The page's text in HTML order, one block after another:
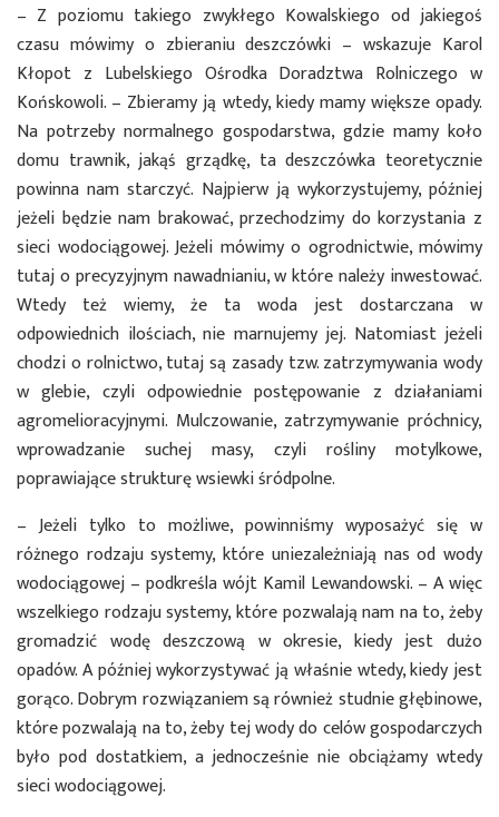
– Z poziomu takiego zwykłego Kowalskiego od jakiegoś
czasu mówimy o zbieraniu deszczówki – wskazuje Karol
Kłopot z Lubelskiego Ośrodka Doradztwa Rolniczego w
Końskowoli. – Zbieramy ją wtedy, kiedy mamy większe opady.
Na potrzeby normalnego gospodarstwa, gdzie mamy koło
domu trawnik, jakąś grządkę, ta deszczówka teoretycznie
powinna nam starczyć. Najpierw ją wykorzystujemy, później
jeżeli będzie nam brakować, przechodzimy do korzystania z
sieci wodociągowej. Jeżeli mówimy o ogrodnictwie, mówimy
tutaj o precyzyjnym nawadnianiu, w które należy inwestować.
Wtedy też wiemy, że ta woda jest dostarczana w
odpowiednich ilościach, nie marnujemy jej. Natomiast jeżeli
chodzi o rolnictwo, tutaj są zasady tzw. zatrzymywania wody
w glebie, czyli odpowiednie postępowanie z działaniami
agromelioracyjnymi. Mulczowanie, zatrzymywanie próchnicy,
wprowadzanie suchej masy, czyli rośliny motylkowe,
poprawiające strukturę wsiewki śródpolne.
– Jeżeli tylko to możliwe, powinniśmy wyposażyć się w
różnego rodzaju systemy, które uniezależniają nas od wody
wodociągowej – podkreśla wójt Kamil Lewandowski. – A więc
wszelkiego rodzaju systemy, które pozwalają nam na to, żeby
gromadzić wodę deszczową w okresie, kiedy jest dużo
opadów. A później wykorzystywać ją właśnie wtedy, kiedy jest
gorąco. Dobrym rozwiązaniem są również studnie głębinowe,
które pozwalają na to, żeby tej wody do celów gospodarczych
było pod dostatkiem, a jednocześnie nie obciążamy wtedy
sieci wodociągowej.